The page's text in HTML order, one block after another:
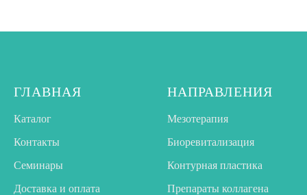
ГЛАВНАЯ
Каталог
Контакты
Семинары
Доставка и оплата
НАПРАВЛЕНИЯ
Мезотерапия
Биоревитализация
Контурная пластика
Препараты коллагена